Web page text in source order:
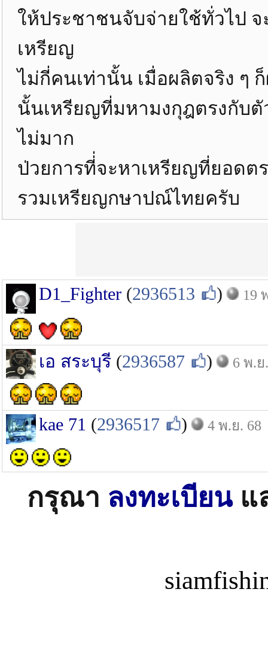
ให้ประชาชนจับจ่ายใช้ทั่วไป
เหรียญ
ไม่กี่คนเท่านั้น เมื่อผลิตจริง ๆ
นั้นเหรียญที่มหามงกุฎตรงกับ
ไม่มาก
ป่วยการที่่จะหาเหรียญที่ยอดต
รวมเหรียญกษาปณ์ไทยครับ
D1_Fighter (2936513 ) 19
เอ สระบุรี (2936587 ) 6 พ.ย
kae 71 (2936517 ) 4 พ.ย. 68
กรุณา ลงทะเบียนแ